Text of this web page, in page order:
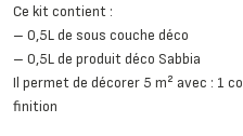
Ce kit contient :
– 0,5L de sous couche déco
– 0,5L de produit déco Sabbia
Il permet de décorer 5 m² avec : 1
finition